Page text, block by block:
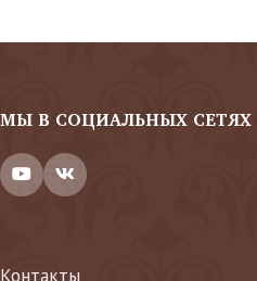
МЫ В СОЦИАЛЬНЫХ СЕТЯХ
Контакты